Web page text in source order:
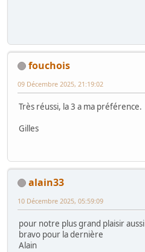
fouchois
09 Décembre 2025, 21:19:02
Très réussi, la 3 a ma préférence.
Gilles
alain33
10 Décembre 2025, 05:59:09
pour notre plus grand plaisir aussi
bravo pour la dernière
Alain